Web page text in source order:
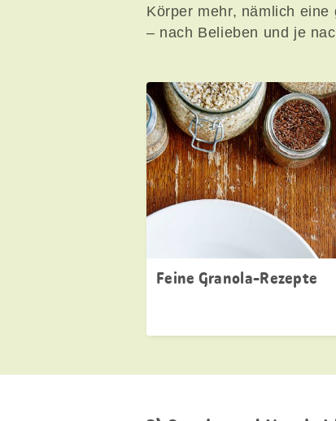
Körper mehr, nämlich
– nach Belieben und je
Feine Granola-Rezepte